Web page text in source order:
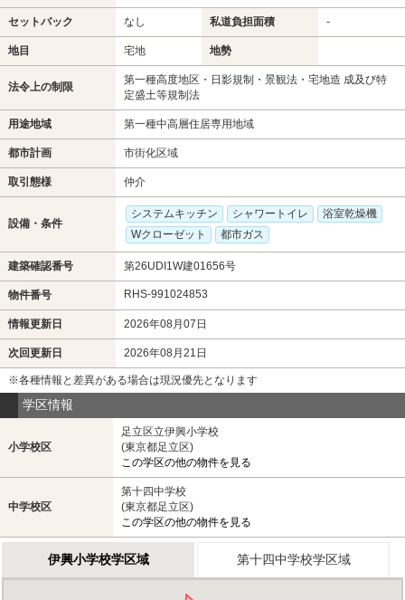
セットバック なし 私道負担面積 -
地目 宅地 地勢
法令上の制限
第一種高度地区・日影規制・景観法・宅地造 成及び特
定盛土等規制法
用途地域 第一種中高層住居専用地域
都市計画 市街化区域
取引態様 仲介
設備・条件
システムキッチン シャワートイレ
浴室乾燥機
Wクローゼット
都市ガス
建築確認番号 第26UDI1W建01656号
物件番号 RHS-991024853
情報更新日 2026年08月07日
次回更新日 2026年08月21日
※各種情報と差異がある場合は現況優先となります
学区情報
小学校区
足立区立伊興小学校
(東京都足立区)
この学区の他の物件を見る
中学校区
第十四中学校
(東京都足立区)
この学区の他の物件を見る
伊興小学校学区域 第十四中学校学区域